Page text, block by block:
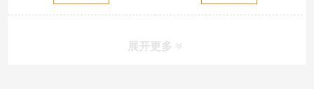
展开更多